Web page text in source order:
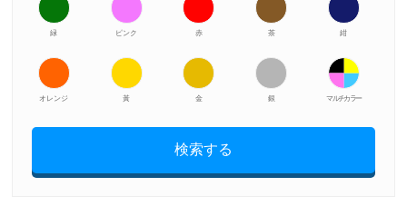
緑 ピンク 赤 茶 紺
オレンジ 黃 金 銀 マルチカラー
検索する